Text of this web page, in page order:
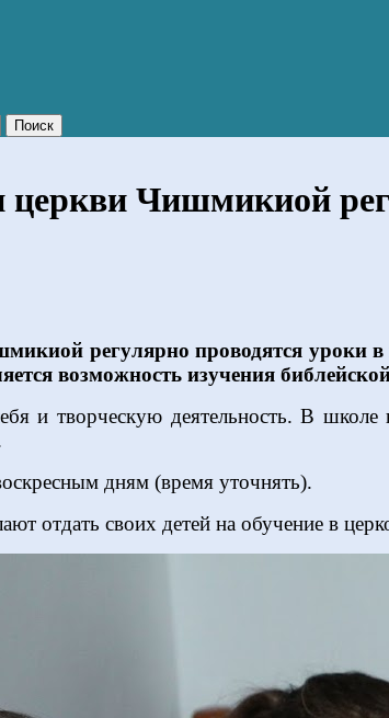
Чишмикиой
регулярно проводятся уроки
возможность изучения
и творческую деятельность. В
дням (время уточнять).
отдать своих детей на обучение в